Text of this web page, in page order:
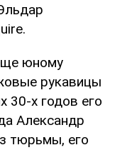
юному
рукавицы
30-х годов его
Александр
тюрьмы, его